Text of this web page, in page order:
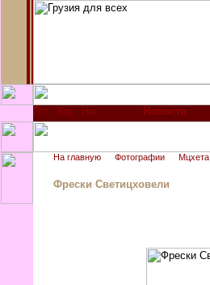
Новости
На главную Фотографии Мцхета
Фрески Светицховели